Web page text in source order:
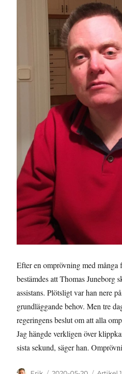
Efter en omprövning med många
bestämdes att Thomas Juneborg
assistans. Plötsligt var han nere
grundläggande behov. Men tre
regeringens beslut om att alla
Jag hängde verkligen över
sista sekund, säger han.